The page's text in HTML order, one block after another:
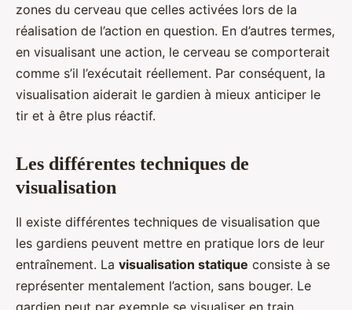
zones du cerveau que celles activées lors de la
réalisation de l’action en question. En d’autres termes,
en visualisant une action, le cerveau se comporterait
comme s’il l’exécutait réellement. Par conséquent, la
visualisation aiderait le gardien à mieux anticiper le
tir et à être plus réactif.
Les différentes techniques de
visualisation
Il existe différentes techniques de visualisation que
les gardiens peuvent mettre en pratique lors de leur
entraînement. La visualisation statique consiste à se
représenter mentalement l’action, sans bouger. Le
gardien peut par exemple se visualiser en train